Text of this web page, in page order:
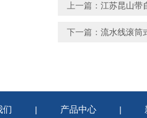
上一篇： 江苏昆山带
下一篇： 流水线滚筒
们 | 产品中心 |